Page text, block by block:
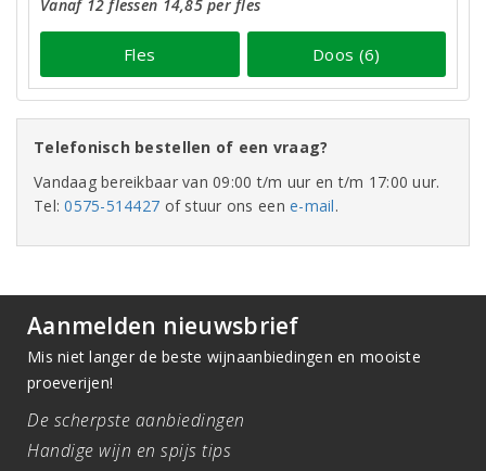
Vanaf 12 flessen 14,85 per fles
Fles Doos (6)
Telefonisch bestellen of een vraag?
Vandaag bereikbaar van 09:00 t/m uur en t/m 17:00 uur.
Tel:0575-514427 of stuur ons eene-mail.
Aanmelden nieuwsbrief
Mis niet langer de beste wijnaanbiedingen en mooiste
proeverijen!
De scherpste aanbiedingen
Handige wijn en spijs tips